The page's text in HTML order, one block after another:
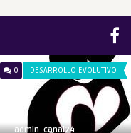
0 DESARROLLO EVOLUTIVO
admin_canal24